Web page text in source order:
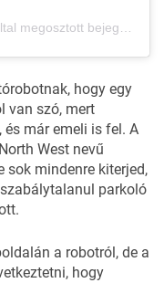
hogy egy
van szó, mert
és már emeli is fel. A
West nevű
sok mindenre kiterjed,
parkoló
a robotról, de a
hogy